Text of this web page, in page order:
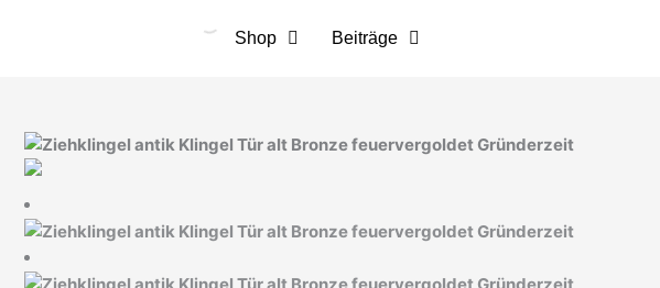
Shop Beiträge